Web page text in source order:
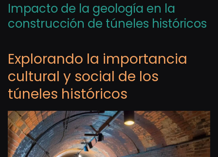
Impacto de la geología en la
construcción de túneles históricos
Explorando la importancia
cultural y social de los
túneles históricos